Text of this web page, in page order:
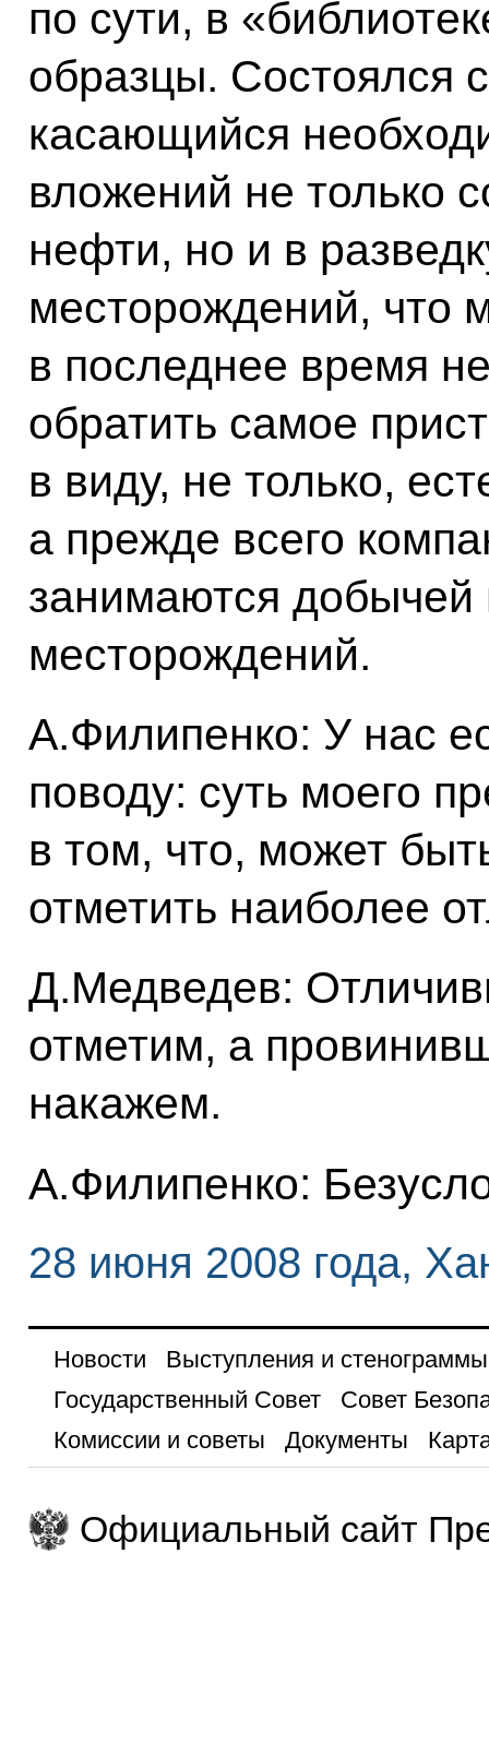
по сути, в
образцы. Состоялся
касающийся
вложений не только
нефти, но и в
месторождений, что
в последнее время
обратить самое
в виду, не только,
а прежде всего
занимаются добычей
месторождений.
А.Филипенко: У нас
поводу: суть моего
в том, что, может
отметить наиболее
Д.Медведев:
отметим, а
накажем.
А.Филипенко:
28 июня 2008 года,
Новости
Выступления и стенограммы
Государственный Совет
Совет
Комиссии и советы
Документы
Официальный сайт